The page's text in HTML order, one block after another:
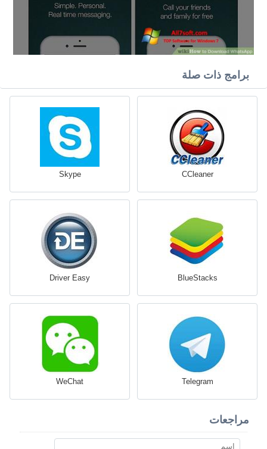
برامج ذات صلة
CCleaner
Skype
BlueStacks
Driver Easy
Telegram
WeChat
مراجعات